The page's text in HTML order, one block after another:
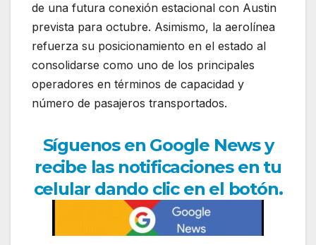
de una futura conexión estacional con Austin
prevista para octubre. Asimismo, la aerolínea
refuerza su posicionamiento en el estado al
consolidarse como uno de los principales
operadores en términos de capacidad y
número de pasajeros transportados.
Síguenos en Google News y
recibe las notificaciones en tu
celular dando clic en el botón.